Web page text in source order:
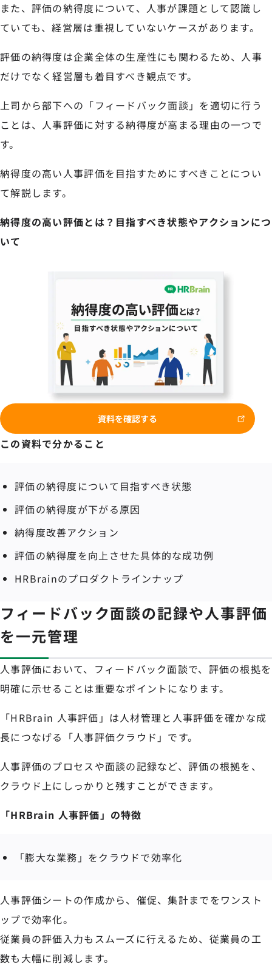
また、評価の納得度について、人事が課題として認識し
ていても、経営層は重視していないケースがあります。
評価の納得度は企業全体の生産性にも関わるため、人事
だけでなく経営層も着目すべき観点です。
上司から部下への「フィードバック面談」を適切に行う
ことは、人事評価に対する納得度が高まる理由の一つで
す。
納得度の高い人事評価を目指すためにすべきことについ
て解説します。
納得度の高い評価とは？目指すべき状態やアクションにつ
いて
資料を確認する
この資料で分かること
評価の納得度について目指すべき状態
評価の納得度が下がる原因
納得度改善アクション
評価の納得度を向上させた具体的な成功例
HRBrainのプロダクトラインナップ
フィードバック面談の記録や人事評価
を一元管理
人事評価において、フィードバック面談で、評価の根拠を
明確に示せることは重要なポイントになります。
「HRBrain 人事評価」は人材管理と人事評価を確かな成
長につなげる「人事評価クラウド」です。
人事評価のプロセスや面談の記録など、評価の根拠を、
クラウド上にしっかりと残すことができます。
「HRBrain 人事評価」の特徴
「膨大な業務」をクラウドで効率化
人事評価シートの作成から、催促、集計までをワンスト
ップで効率化。
従業員の評価入力もスムーズに行えるため、従業員の工
数も大幅に削減します。